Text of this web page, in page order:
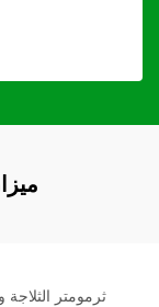
ثرمومتر الثلاجة